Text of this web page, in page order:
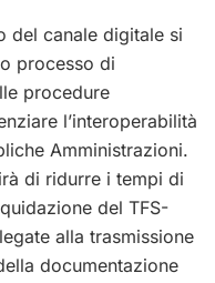
del canale digitale si
processo di
procedure
l’interoperabilità
Amministrazioni.
di ridurre i tempi di
del TFS-
alla trasmissione
documentazione